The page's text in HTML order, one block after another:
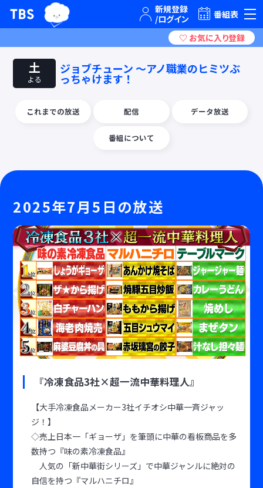
TBSテレビ｜ときめくときを。 番組表
土
よる
ジョブチューン ～アノ職業のヒミツぶ
っちゃけます！
これまでの放送 配信 データ放送
番組について
2025年7月5日の放送
『冷凍食品3社×超一流中華料理人』
【大手冷凍食品メーカー3社イチオシ中華一斉ジャッ
ジ！】
◇売上日本一「ギョーザ」を筆頭に中華の看板商品を多
数持つ『味の素冷凍食品』
人気の「新中華街シリーズ」で中華ジャンルに絶対の
自信を持つ『マルハニチロ』